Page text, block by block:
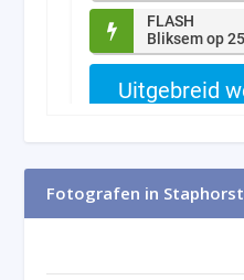
Fotografen in Staphorst